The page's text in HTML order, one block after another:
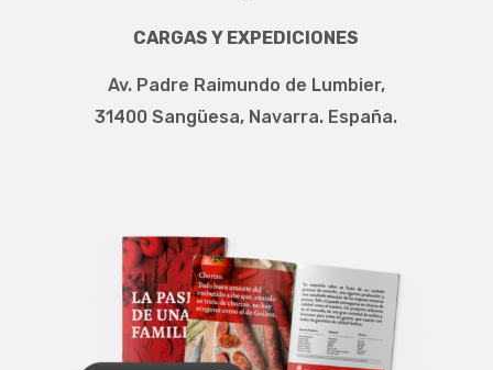
CARGAS Y EXPEDICIONES
Av. Padre Raimundo de Lumbier,
31400 Sangüesa, Navarra. España.